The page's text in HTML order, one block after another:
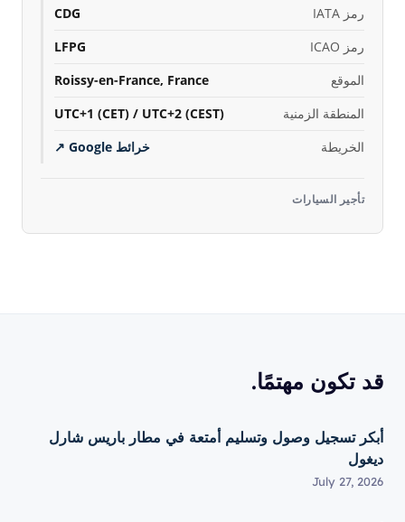
رمز IATA
CDG
رمز ICAO
LFPG
الموقع
Roissy-en-France, France
المنطقة الزمنية
UTC+1 (CET) / UTC+2 (CEST)
الخريطة
خرائط Google ↗
تأجير السيارات
قد تكون مهتمًا.
أبكر تسجيل وصول وتسليم أمتعة في مطار باريس شارل
ديغول
July 27, 2026